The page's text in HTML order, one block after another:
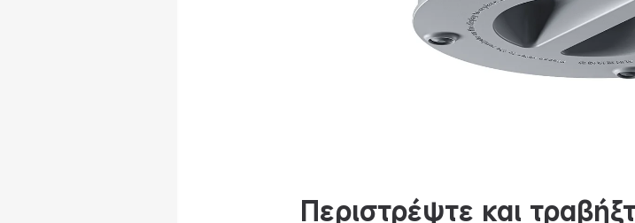
Περιστρέψτε και